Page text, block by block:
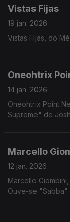
Vistas Fijas
19 jan. 2026
Vistas Fijas, do
Oneohtrix
14 jan. 2026
Oneohtrix Point
Supreme" de
Marcello
12 jan. 2026
Marcello
Ouve-se "Sabba"